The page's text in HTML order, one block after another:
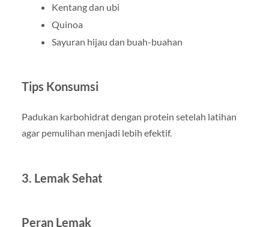
Kentang dan ubi
Quinoa
Sayuran hijau dan buah-buahan
Tips Konsumsi
Padukan karbohidrat dengan protein setelah latihan
agar pemulihan menjadi lebih efektif.
3. Lemak Sehat
Peran Lemak